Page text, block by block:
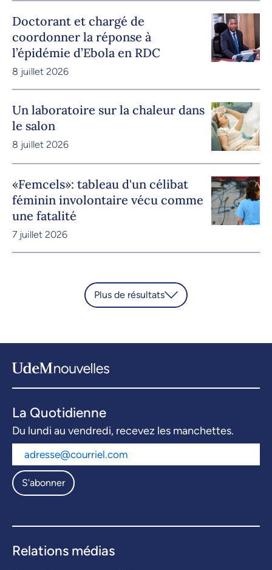
Doctorant et chargé de
coordonner la réponse à
l’épidémie d’Ebola en RDC
8 juillet 2026
Un laboratoire sur la chaleur dans
le salon
8 juillet 2026
«Femcels»: tableau d'un célibat
féminin involontaire vécu comme
une fatalité
7 juillet 2026
Plus de résultats
La Quotidienne
Du lundi au vendredi, recevez les manchettes.
S'abonner
Relations médias